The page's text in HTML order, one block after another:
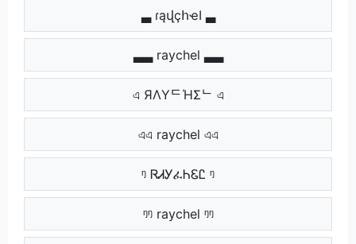
▃ ɾąվçհҽӀ ▃
▃▃ raychel ▃▃
এ ЯΛYᄃΉΣᄂ এ
এএ raychel এএ
ᵑ ᏒᏗᎩፈᏂᏋᏝ ᵑ
ᵑᵑ raychel ᵑᵑ